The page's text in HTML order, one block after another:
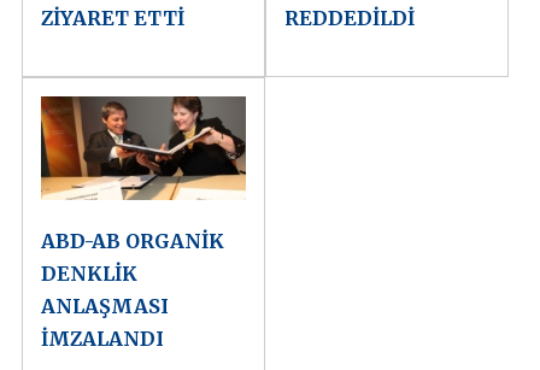
ZİYARET ETTİ
REDDEDİLDİ
ABD-AB ORGANİK
DENKLİK
ANLAŞMASI
İMZALANDI